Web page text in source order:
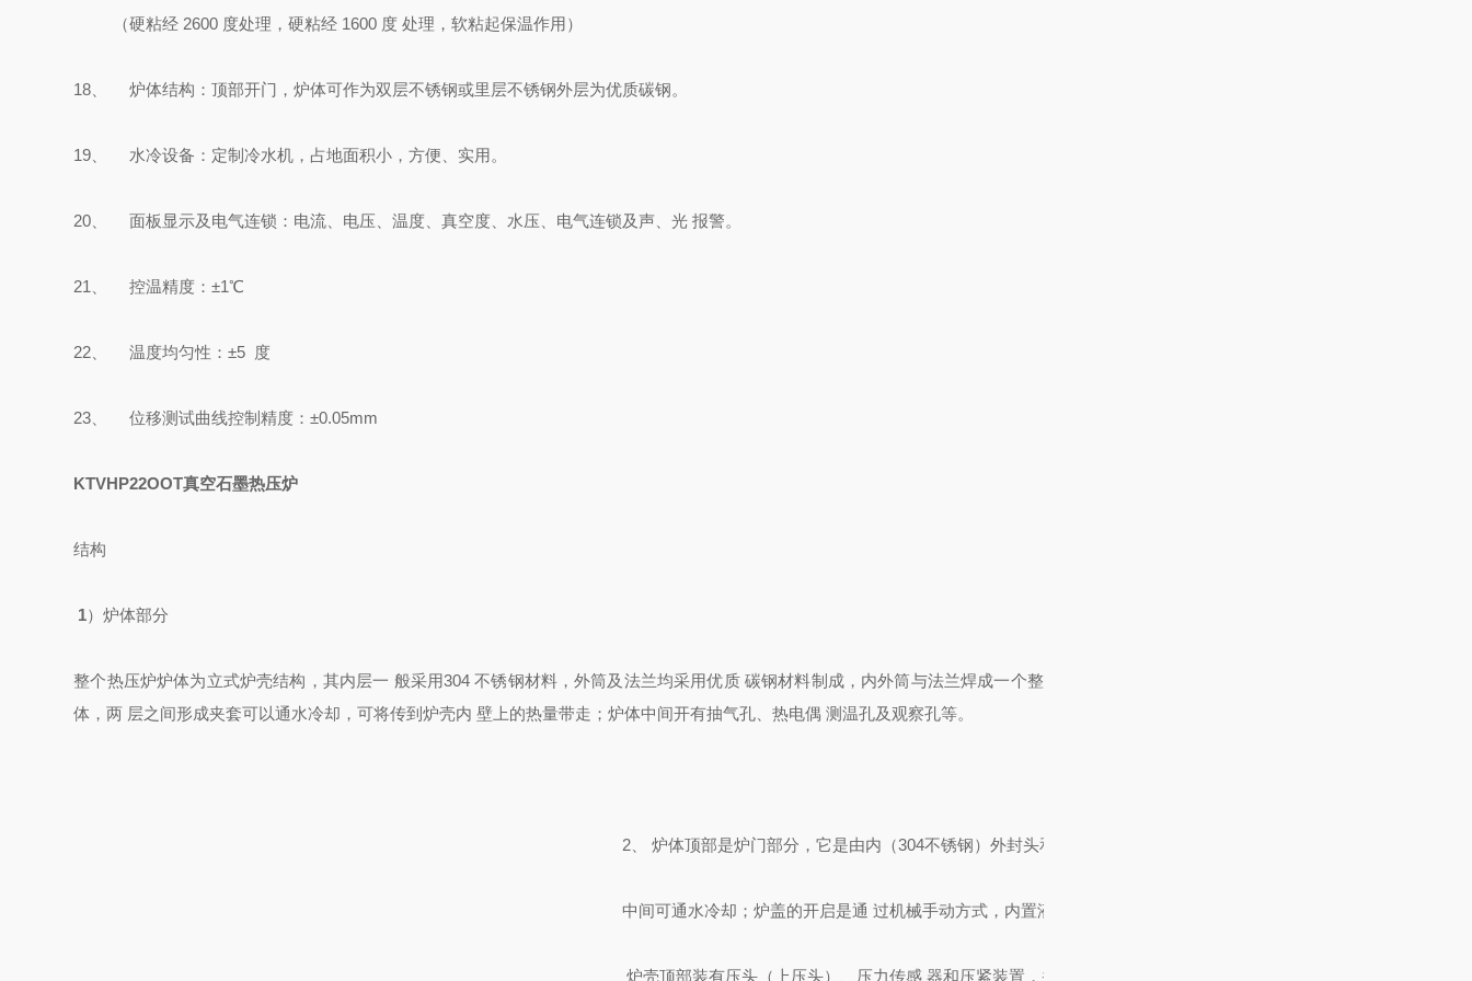
（硬粘经 2600 度处理，硬粘经 1600 度 处理，软粘起保温作用）
18 、 炉体结构：顶部开门，炉体可作为双层不锈钢或里层不锈钢外层为优质碳钢。
19 、 水冷设备：定制冷水机，占地面积小，方便、实用。
20 、 面板显示及电气连锁：电流、电压、温度、真空度、水压、电气连锁及声、光 报警。
21 、 控温精度：±1℃
22 、 温度均匀性：±5 度
23 、 位移测试曲线控制精度：±0.05mm
KTVHP22OOT真空石墨热压炉
结构
1）炉体部分
整个热压炉炉体为立式炉壳结构，其内层一 般采用304不锈钢材料，外筒及法兰均采用优质 碳钢材料制成，内外筒与法兰焊成一个整
体，两 层之间形成夹套可以通水冷却，可将传到炉壳内 壁上的热量带走；炉体中间开有抽气孔、热电偶 测温孔及观察孔等。
2 、 炉体顶部是炉门部分，它是由内（304不锈钢）外封头和法兰（优质碳钢材料） 焊成，
中间可通水冷却；炉盖的开启是通 过机械手动方式，内置液压机，开启省力，
炉壳顶部装有压头（上压头）、压力传感 器和压紧装置，并装有放气阀门；